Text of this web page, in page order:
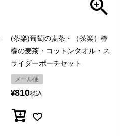
(茶楽)葡萄の麦茶・（茶楽）檸
檬の麦茶・コットンタオル・ス
ライダーポーチセット
メール便
¥810税込